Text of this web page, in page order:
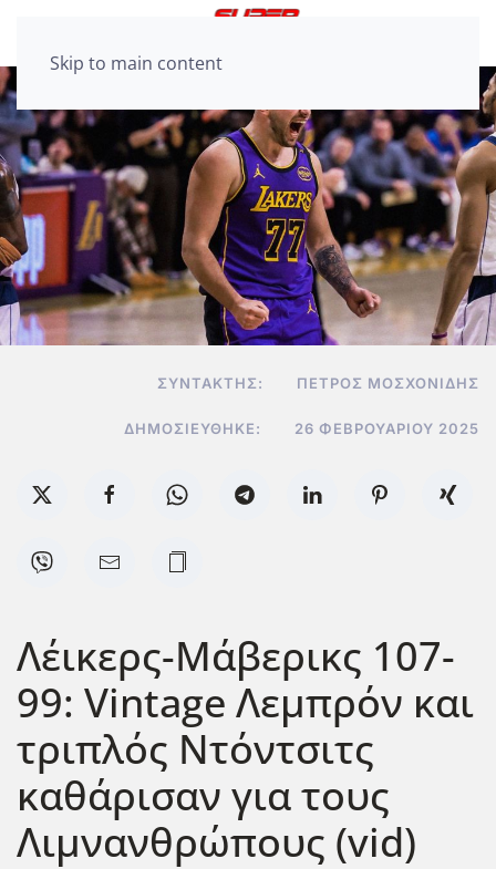
Skip to main content
ΣΥΝΤΆΚΤΗΣ: ΠΈΤΡΟΣ ΜΟΣΧΟΝΊΔΗΣ
ΔΗΜΟΣΙΕΎΘΗΚΕ: 26 ΦΕΒΡΟΥΑΡΊΟΥ 2025
Λέικερς-Μάβερικς 107-
99: Vintage Λεμπρόν και
τριπλός Ντόντσιτς
καθάρισαν για τους
Λιμνανθρώπους (vid)